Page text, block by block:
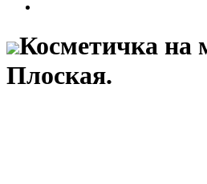
Косметичка на
Плоская.